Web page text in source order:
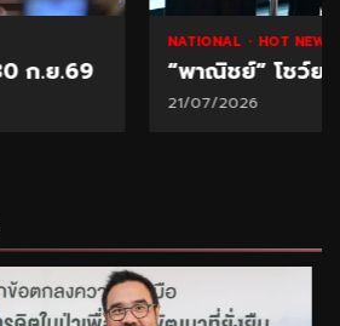
ส่งออกทุเรียน 1 ล้านตัน